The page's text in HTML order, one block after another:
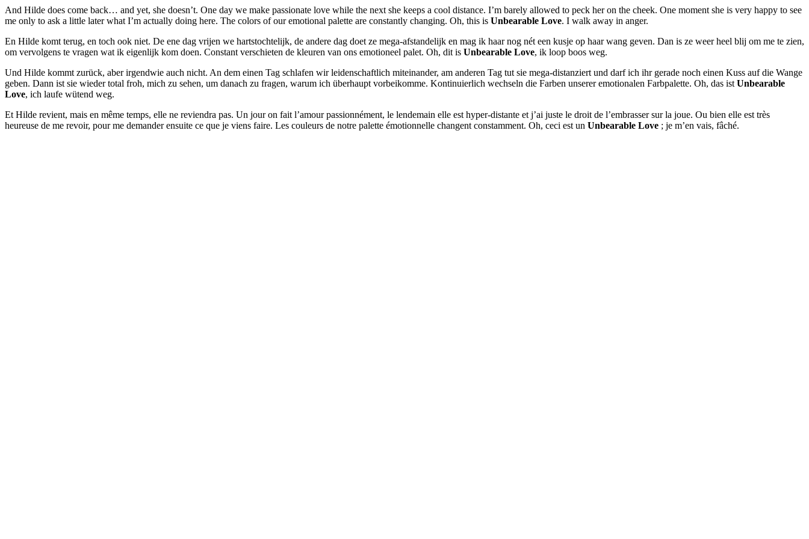
And Hilde does come back… and yet, she doesn’t. One day we make passionate love while the next she keeps a cool distance. I’m barely allowed to peck her on the cheek. One moment she is very happy to see
me only to ask a little later what I’m actually doing here. The colors of our emotional palette are constantly changing. Oh, this is Unbearable Love. I walk away in anger.
En Hilde komt terug, en toch ook niet. De ene dag vrijen we hartstochtelijk, de andere dag doet ze mega-afstandelijk en mag ik haar nog nét een kusje op haar wang geven. Dan is ze weer heel blij om me te zien,
om vervolgens te vragen wat ik eigenlijk kom doen. Constant verschieten de kleuren van ons emotioneel palet. Oh, dit is Unbearable Love, ik loop boos weg.
Und Hilde kommt zurück, aber irgendwie auch nicht. An dem einen Tag schlafen wir leidenschaftlich miteinander, am anderen Tag tut sie mega-distanziert und darf ich ihr gerade noch einen Kuss auf die Wange
geben. Dann ist sie wieder total froh, mich zu sehen, um danach zu fragen, warum ich überhaupt vorbeikomme. Kontinuierlich wechseln die Farben unserer emotionalen Farbpalette. Oh, das ist Unbearable
Love, ich laufe wütend weg.
Et Hilde revient, mais en même temps, elle ne reviendra pas. Un jour on fait l’amour passionnément, le lendemain elle est hyper-distante et j’ai juste le droit de l’embrasser sur la joue. Ou bien elle est très
heureuse de me revoir, pour me demander ensuite ce que je viens faire. Les couleurs de notre palette émotionnelle changent constamment. Oh, ceci est un Unbearable Love ; je m’en vais, fâché.